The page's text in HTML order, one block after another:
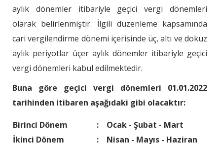
aylık dönemler itibariyle geçici vergi dönemleri
olarak belirlenmiştir. İlgili düzenleme kapsamında
cari vergilendirme dönemi içerisinde üç, altı ve dokuz
aylık periyotlar üçer aylık dönemler itibariyle geçici
vergi dönemleri kabul edilmektedir.
Buna göre geçici vergi dönemleri 01.01.2022
tarihinden itibaren aşağıdaki gibi olacaktır:
Birinci Dönem :
Ocak - Şubat - Mart
İkinci Dönem
:
Nisan - Mayıs - Haziran